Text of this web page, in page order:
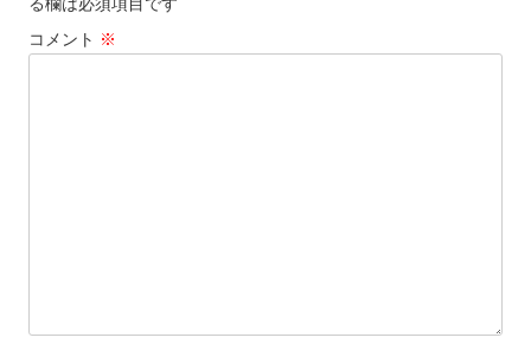
シ
ョ
コメント ※